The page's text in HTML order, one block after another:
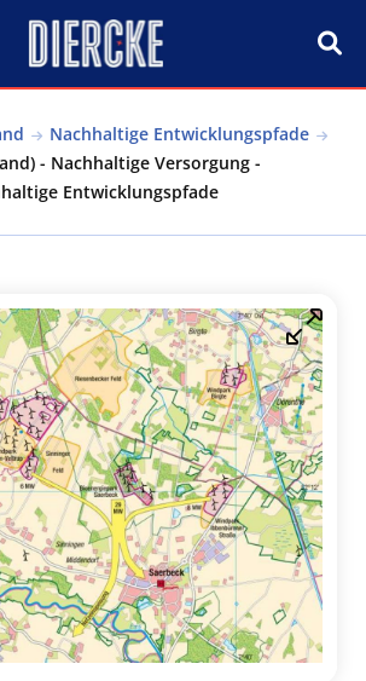
Nachhaltige Entwicklungspfade
- Nachhaltige Versorgung -
Entwicklungspfade